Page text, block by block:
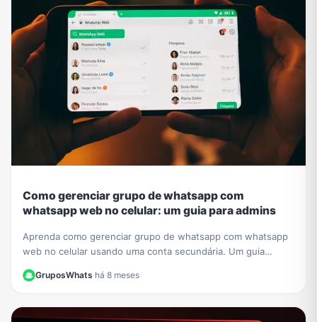
Como gerenciar grupo de whatsapp com
whatsapp web no celular: um guia para admins
Aprenda como gerenciar grupo de whatsapp com whatsapp
web no celular usando uma conta secundária. Um guia
GruposWhats·há 8 meses